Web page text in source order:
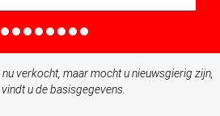
verkocht, maar mocht u nieuwsgierig zijn,
u de basisgegevens.